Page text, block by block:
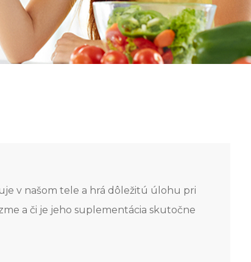
v našom tele a hrá dôležitú úlohu pri
a či je jeho suplementácia skutočne